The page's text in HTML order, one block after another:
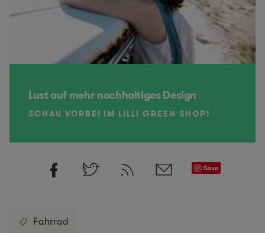
Lust auf mehr nachhaltiges Design
SCHAU VORBEI IM LILLI GREEN SHOP!
Save
Fahrrad